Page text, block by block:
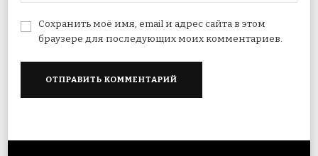
Сохранить моё имя, email и адрес сайта в этом
браузере для последующих моих комментариев.